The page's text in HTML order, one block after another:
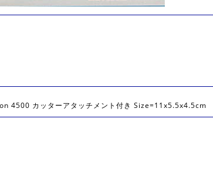
4500 カッターアタッチメント付き Size=11x5.5x4.5cm